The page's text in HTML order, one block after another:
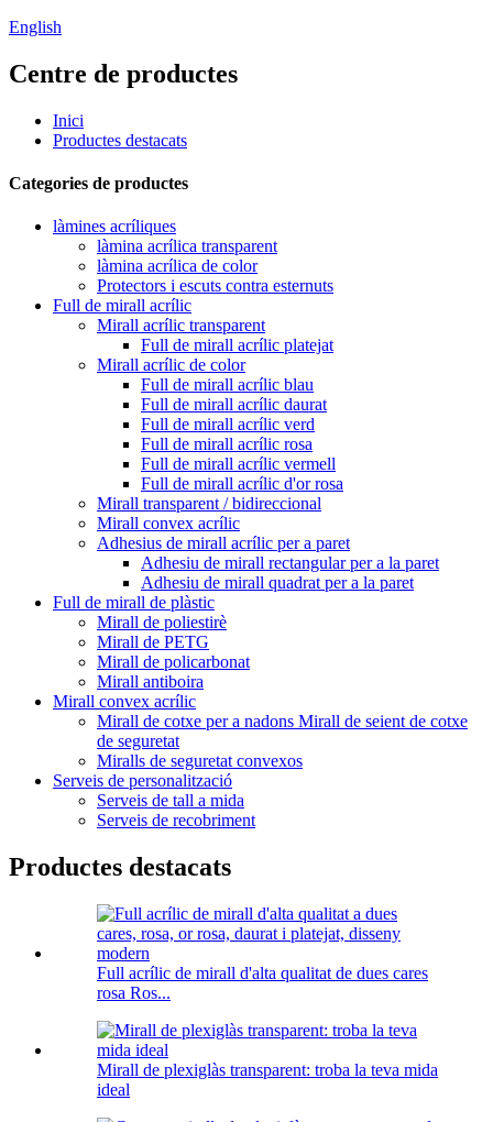
English
Centre de productes
Inici
Productes destacats
Categories de productes
làmines acríliques
làmina acrílica transparent
làmina acrílica de color
Protectors i escuts contra esternuts
Full de mirall acrílic
Mirall acrílic transparent
Full de mirall acrílic platejat
Mirall acrílic de color
Full de mirall acrílic blau
Full de mirall acrílic daurat
Full de mirall acrílic verd
Full de mirall acrílic rosa
Full de mirall acrílic vermell
Full de mirall acrílic d'or rosa
Mirall transparent / bidireccional
Mirall convex acrílic
Adhesius de mirall acrílic per a paret
Adhesiu de mirall rectangular per a la paret
Adhesiu de mirall quadrat per a la paret
Full de mirall de plàstic
Mirall de poliestirè
Mirall de PETG
Mirall de policarbonat
Mirall antiboira
Mirall convex acrílic
Mirall de cotxe per a nadons Mirall de seient de cotxe
de seguretat
Miralls de seguretat convexos
Serveis de personalització
Serveis de tall a mida
Serveis de recobriment
Productes destacats
Full acrílic de mirall d'alta qualitat de dues cares
rosa Ros...
Mirall de plexiglàs transparent: troba la teva mida
ideal